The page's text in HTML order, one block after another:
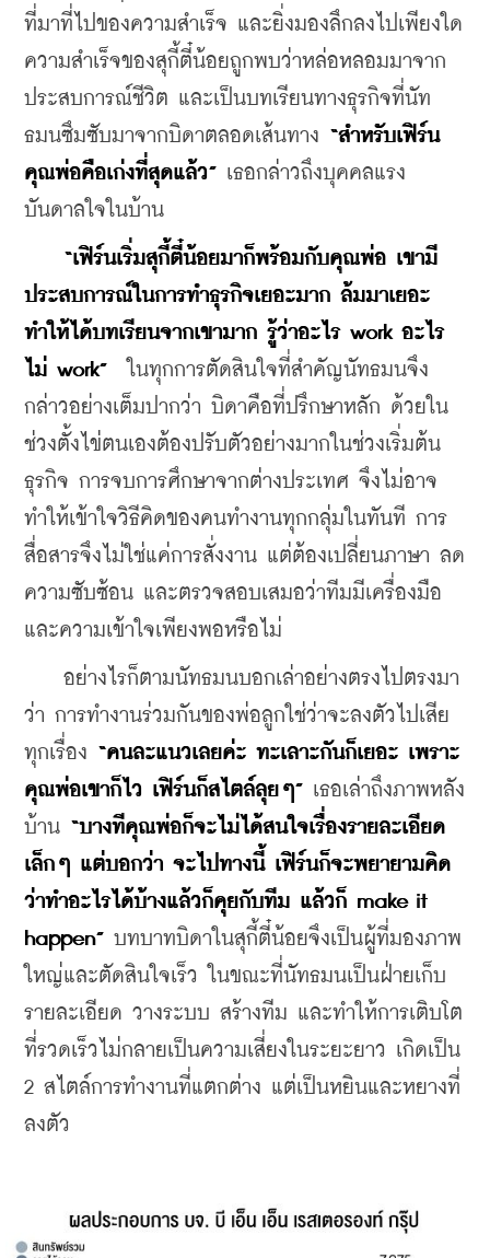
ที่มาที่ไปของความสำเร็จ และยิ่งมองลึกลงไปเพียงใด
ความสำเร็จของสุกี้ตี๋น้อยถูกพบว่าหล่อหลอมมาจาก
ประสบการณ์ชีวิต และเป็นบทเรียนทางธุรกิจที่นัท
ธมนซึมซับมาจากบิดาตลอดเส้นทาง “สำหรับเฟิร์น
คุณพ่อคือเก่งที่สุดแล้ว” เธอกล่าวถึงบุคคลแรง
บันดาลใจในบ้าน
“เฟิร์นเริ่มสุกี้ตี๋น้อยมาก็พร้อมกับคุณพ่อ เขามี
ประสบการณ์ในการทำธุรกิจเยอะมาก ล้มมาเยอะ
ทำให้ได้บทเรียนจากเขามาก รู้ว่าอะไร work อะไร
ไม่ work”
ในทุกการตัดสินใจที่สำคัญนัทธมนจึง
กล่าวอย่างเต็มปากว่า บิดาคือที่ปรึกษาหลัก ด้วยใน
ช่วงตั้งไข่ตนเองต้องปรับตัวอย่างมากในช่วงเริ่มต้น
ธุรกิจ การจบการศึกษาจากต่างประเทศ จึงไม่อาจ
ทำให้เข้าใจวิธีคิดของคนทำงานทุกกลุ่มในทันที การ
สื่อสารจึงไม่ใช่แค่การสั่งงาน แต่ต้องเปลี่ยนภาษา ลด
ความซับซ้อน และตรวจสอบเสมอว่าทีมมีเครื่องมือ
และความเข้าใจเพียงพอหรือไม่
อย่างไรก็ตามนัทธมนบอกเล่าอย่างตรงไปตรงมา
ว่า การทำงานร่วมกันของพ่อลูกใช่ว่าจะลงตัวไปเสีย
ทุกเรื่อง “คนละแนวเลยค่ะ ทะเลาะกันก็เยอะ เพราะ
คุณพ่อเขาก็ไว เฟิร์นก็สไตล์ลุยๆ” เธอเล่าถึงภาพหลัง
บ้าน “บางทีคุณพ่อก็จะไม่ได้สนใจเรื่องรายละเอียด
เล็กๆ แต่บอกว่า จะไปทางนี้ เฟิร์นก็จะพยายามคิด
ว่าทำอะไรได้บ้างแล้วก็คุยกับทีม แล้วก็ make it
happen” บทบาทบิดาในสุกี้ตี๋น้อยจึงเป็นผู้ที่มองภาพ
ใหญ่และตัดสินใจเร็ว ในขณะที่นัทธมนเป็นฝ่ายเก็บ
รายละเอียด วางระบบ สร้างทีม และทำให้การเติบโต
ที่รวดเร็วไม่กลายเป็นความเสี่ยงในระยะยาว เกิดเป็น
2 สไตล์การทำงานที่แตกต่าง แต่เป็นหยินและหยางที่
ลงตัว